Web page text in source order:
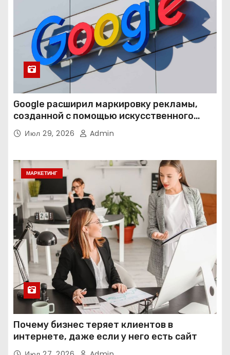
Google расширил маркировку рекламы,
созданной с помощью искусственного
интеллекта
Июл 29, 2026 Admin
МАРКЕТИНГ
Почему бизнес теряет клиентов в
интернете, даже если у него есть сайт